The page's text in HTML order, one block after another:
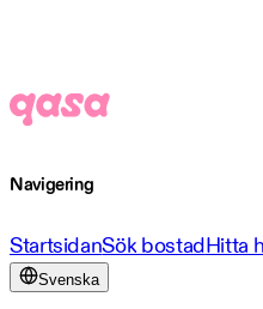
Navigering
StartsidanSök bostadHitta
Svenska